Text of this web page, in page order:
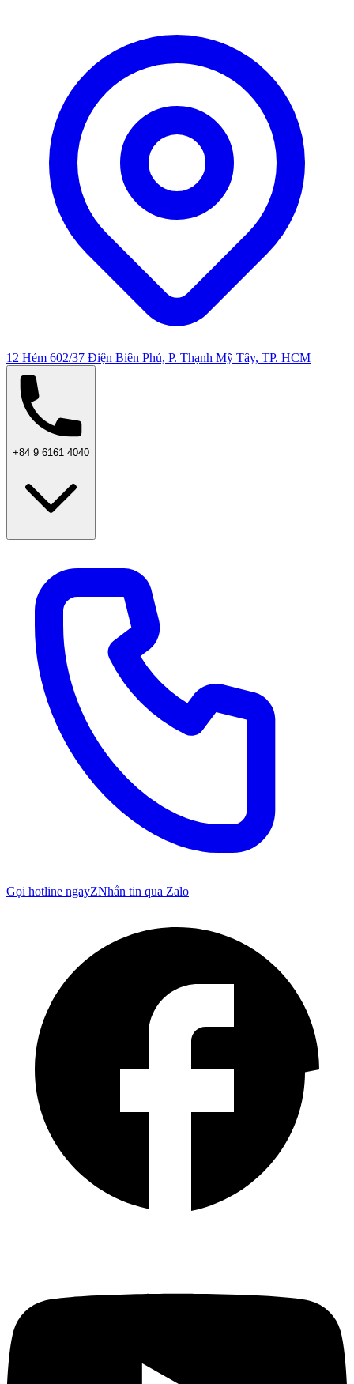
12 Hẻm 602/37 Điện Biên Phủ, P. Thạnh Mỹ Tây, TP. HCM
+84 9 6161 4040
Gọi hotline ngayZNhắn tin qua Zalo